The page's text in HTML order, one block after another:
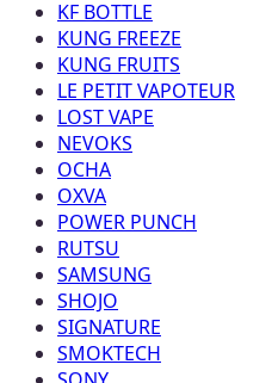
KF BOTTLE
KUNG FREEZE
KUNG FRUITS
LE PETIT VAPOTEUR
LOST VAPE
NEVOKS
OCHA
OXVA
POWER PUNCH
RUTSU
SAMSUNG
SHOJO
SIGNATURE
SMOKTECH